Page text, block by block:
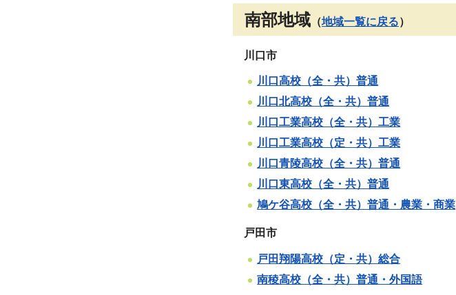
南部地域 （地域一覧に戻る）
川口市
川口高校（全・共）普通
川口北高校（全・共）普通
川口工業高校（全・共）工業
川口工業高校（定・共）工業
川口青陵高校（全・共）普通
川口東高校（全・共）普通
鳩ケ谷高校（全・共）普通・農業・商業
戸田市
戸田翔陽高校（定・共）総合
南稜高校（全・共）普通・外国語